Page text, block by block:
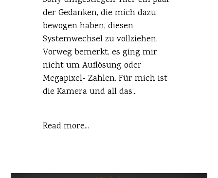
der Gedanken, die mich dazu
bewogen haben, diesen
Systemwechsel zu vollziehen.
Vorweg bemerkt, es ging mir
nicht um Auflösung oder
Megapixel- Zahlen. Für mich ist
die Kamera und all das...
Read more...